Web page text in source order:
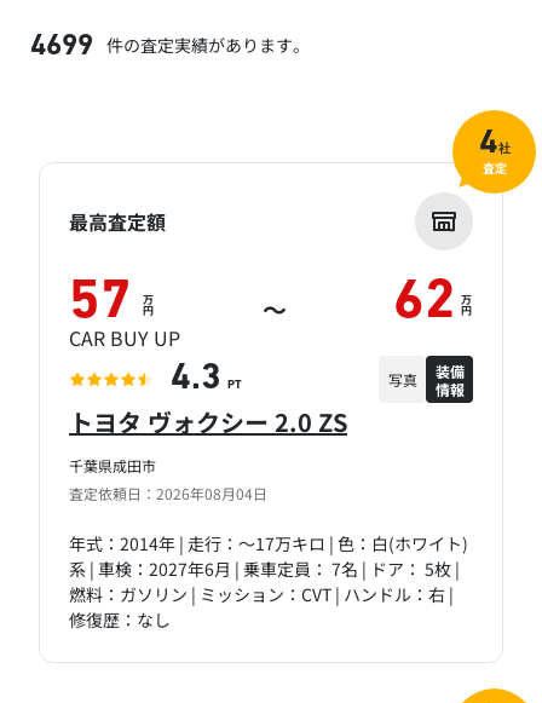
4699 件の査定実績があります。
千葉県成田市
査定依頼日：2026年08月04日
トヨタ ヴォクシー 2.0 ZS
年式：2014年 | 走行：～17万キロ | 色：白(ホワイト)
系 | 車検：2027年6月 | 乗車定員： 7名 | ドア： 5枚 |
燃料：ガソリン | ミッション：CVT | ハンドル：右 |
修復歴：なし
最高査定額
57 万
円 ～ 62 万
円
CAR BUY UP
4.3 PT 写真
装備
情報
4社
査定